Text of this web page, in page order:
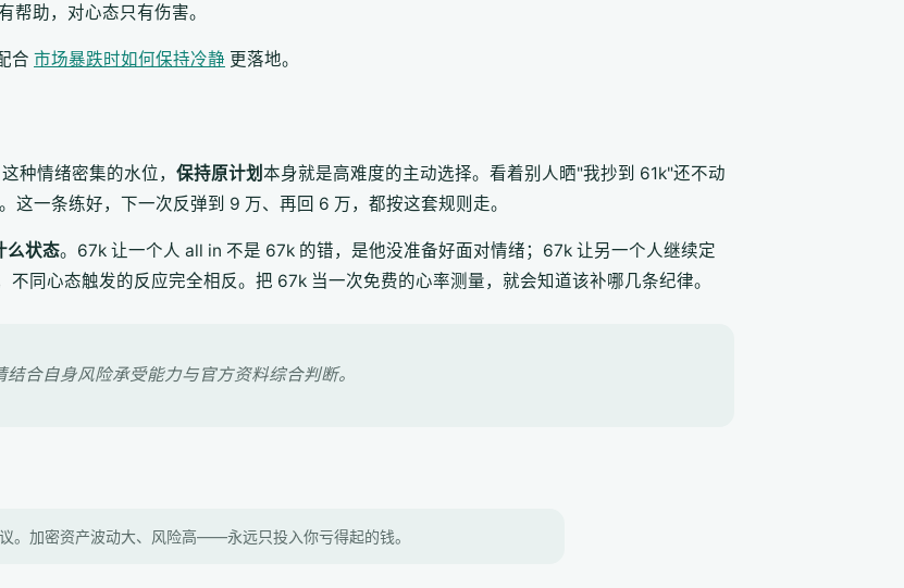
帮助，对心态只有伤害。
合 市场暴跌时如何保持冷静 更落地。
种情绪密集的水位， 保持原计划 本身就是高难度的主动选择。看着别人晒"我抄到 61k"还不动
这一条练好，下一次反弹到 9 万、再回 6 万，都按这套规则走。
么状态。67k 让一个人 all in 不是 67k 的错，是他没准备好面对情绪；67k 让另一个人继续定
同心态触发的反应完全相反。把 67k 当一次免费的心率测量，就会知道该补哪几条纪律。
合自身风险承受能力与官方资料综合判断。
。加密资产波动大、风险高——永远只投入你亏得起的钱。